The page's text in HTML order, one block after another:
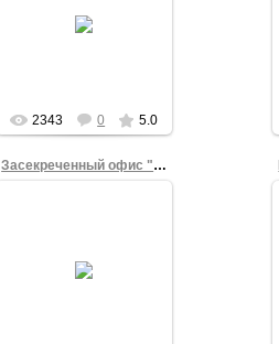
Урна суверенной
демократии
2343 0 5.0
Засекреченный офис "Правого дела"
д.16. Этот адрес указан